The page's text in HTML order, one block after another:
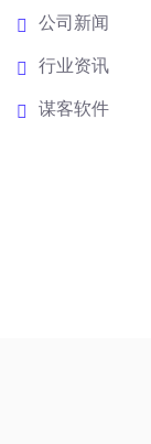
公司新闻
行业资讯
谋客软件